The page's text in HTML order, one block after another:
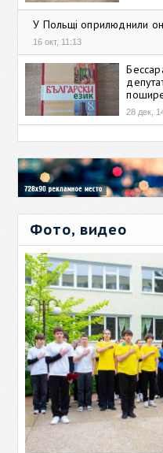
У Польщі оприлюднили
16 окт, 11:13
28 дек,
Фото, видео